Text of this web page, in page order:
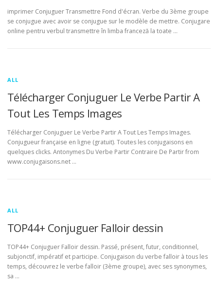
imprimer Conjuguer Transmettre Fond d'écran. Verbe du 3ème groupe
se conjugue avec avoir se conjugue sur le modèle de mettre. Conjugare
online pentru verbul transmettre în limba franceză la toate …
ALL
Télécharger Conjuguer Le Verbe Partir A
Tout Les Temps Images
Télécharger Conjuguer Le Verbe Partir A Tout Les Temps Images.
Conjugueur française en ligne (gratuit). Toutes les conjugaisons en
quelques clicks. Antonymes Du Verbe Partir Contraire De Partir from
www.conjugaisons.net …
ALL
TOP44+ Conjuguer Falloir dessin
TOP44+ Conjuguer Falloir dessin. Passé, présent, futur, conditionnel,
subjonctif, impératif et participe. Conjugaison du verbe falloir à tous les
temps, découvrez le verbe falloir (3ème groupe), avec ses synonymes,
sa …